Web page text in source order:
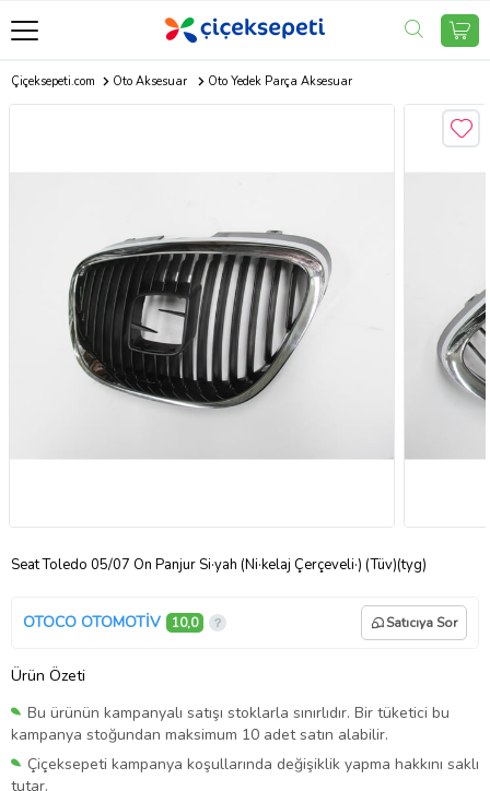
Çiçeksepeti.com Oto Aksesuar Oto Yedek Parça Aksesuar
Seat Toledo 05/07 Ön Panjur Si·yah (Ni·kelaj Çerçeveli·) (Tüv)(tyg)
OTOCO OTOMOTİV 10,0 Satıcıya Sor
Ürün Özeti
Bu ürünün kampanyalı satışı stoklarla sınırlıdır. Bir tüketici bu
kampanya stoğundan maksimum 10 adet satın alabilir.
Çiçeksepeti kampanya koşullarında değişiklik yapma hakkını saklı
tutar.